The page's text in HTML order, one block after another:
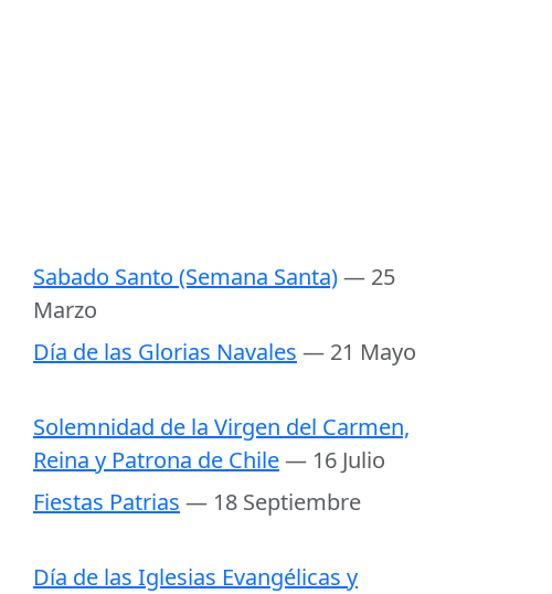
Sabado Santo (Semana Santa)— 25
Marzo
Día de las Glorias Navales — 21 Mayo
Solemnidad de la Virgen del Carmen,
Reina y Patrona de Chile— 16 Julio
Fiestas Patrias — 18 Septiembre
Día de las Iglesias Evangélicas y